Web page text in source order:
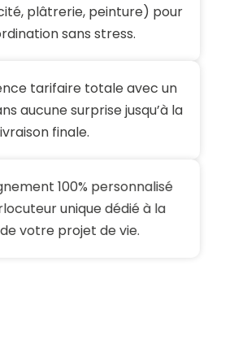
plâtrerie, peinture) pour
sans stress.
tarifaire totale avec un
aucune surprise jusqu’à la
finale.
100% personnalisé
unique dédié à la
votre projet de vie.